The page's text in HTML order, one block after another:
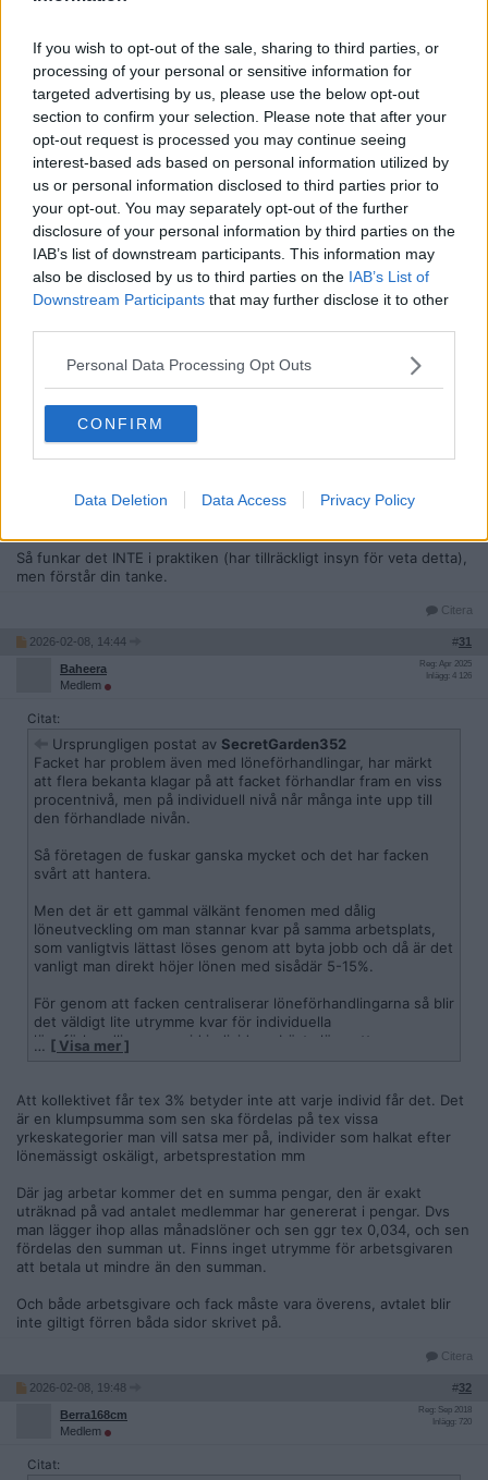
If you wish to opt-out of the sale, sharing to third parties, or
processing of your personal or sensitive information for
targeted advertising by us, please use the below opt-out
section to confirm your selection. Please note that after your
opt-out request is processed you may continue seeing
interest-based ads based on personal information utilized by
us or personal information disclosed to third parties prior to
your opt-out. You may separately opt-out of the further
disclosure of your personal information by third parties on the
IAB’s list of downstream participants. This information may
also be disclosed by us to third parties on the IAB’s List of
Downstream Participants that may further disclose it to other
Personal Data Processing Opt Outs
CONFIRM
Data Deletion Data Access Privacy Policy
arbetsgivarorganisationerna som hör under Svenskt
Näringsliv. Däremot betalar företagen än mer för att vara
knutna till de.
Så både fackförbunden och arbetsgivarorganisationerna
ligger och suger ut företagarna på stora summor varje år.
Tacka fan för att fackförbunden allt som oftast värnar mest
om att hålla sig väl med företagarna, det hade jag också gjort
om jag haft den affärsmodellen som är aktuell här.
Så mitt råd om att ha kapital nog att kunna anlita
arbetsrättslig jurist, det vidhåller jag.
[ Visa mer ]
Jag skrev ju att detinteär lokala ombud som sköter de
förhandlingarna, utan centralt förbundet med heltidsanställda
jurister mm
Om de inte drev enskilda ärenden seriöst skulle medlemstapper
snart bli stort.
och finns ingen koppling till varken företagande eller svenskt
Varje medlem väljer ju själv om man vill vara med, så förstår inte
alls vad du menar med att enskild medlemsavgift är värd vatten
jämfört med vad kollektivavtalet ger?
Förbundets inkomster kommer av antalet medlemmar ggr
inviduder under bussen för att det kostar mer än den individens
Så funkar det INTE i praktiken (har tillräckligt insyn för veta detta),
men förstår din tanke.
Citera
2026-02-08, 14:44 #31
Baheera
Medlem
Reg: Apr 2025
Inlägg: 4 126
Citat:
Ursprungligen postat av SecretGarden352
Facket har problem även med löneförhandlingar, har märkt
att flera bekanta klagar på att facket förhandlar fram en viss
procentnivå, men på individuell nivå når många inte upp till
den förhandlade nivån.
Så företagen de fuskar ganska mycket och det har facken
svårt att hantera.
Men det är ett gammal välkänt fenomen med dålig
löneutveckling om man stannar kvar på samma arbetsplats,
som vanligtvis lättast löses genom att byta jobb och då är det
vanligt man direkt höjer lönen med sisådär 5-15%.
För genom att facken centraliserar löneförhandlingarna så blir
det väldigt lite utrymme kvar för individuella
löneförhandlingar, varvid individens bästa läge att
löneförhandla är när man ska börja ett nytt jobb.
Iallafall, jag råder att vara med i facket. Det är fördelar om
man blir av med jobbet och sedan finns där vissa andra
förmåner som går att utnyttja som gör att själva fackavgiften
är mer eller mindre försumbar.
… [ Visa mer ]
Att kollektivet får tex 3% betyder inte att varje individ får det. Det
är en klumpsumma som sen ska fördelas på tex vissa
yrkeskategorier man vill satsa mer på, individer som halkat efter
lönemässigt oskäligt, arbetsprestation mm
Där jag arbetar kommer det en summa pengar, den är exakt
uträknad på vad antalet medlemmar har genererat i pengar. Dvs
man lägger ihop allas månadslöner och sen ggr tex 0,034, och sen
fördelas den summan ut. Finns inget utrymme för arbetsgivaren
att betala ut mindre än den summan.
Och både arbetsgivare och fack måste vara överens, avtalet blir
inte giltigt förren båda sidor skrivet på.
Citera
2026-02-08, 19:48 #32
Berra168cm
Medlem
Reg: Sep 2018
Inlägg: 720
Citat: